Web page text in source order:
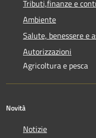
Tributi,finanze e
Ambiente
Salute, benessere e
Autorizzazioni
Agricoltura e pesca
Novità
Notizie